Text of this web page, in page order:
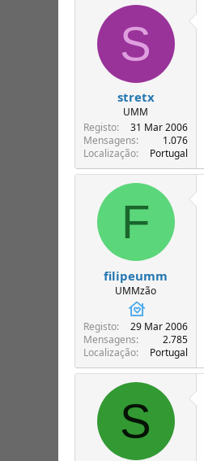
S
stretx
UMM
Registo
31 Mar 2006
Mensagens
1.076
Localização
Portugal
F
filipeumm
UMMzão
Registo
29 Mar 2006
Mensagens
2.785
Localização
Portugal
S